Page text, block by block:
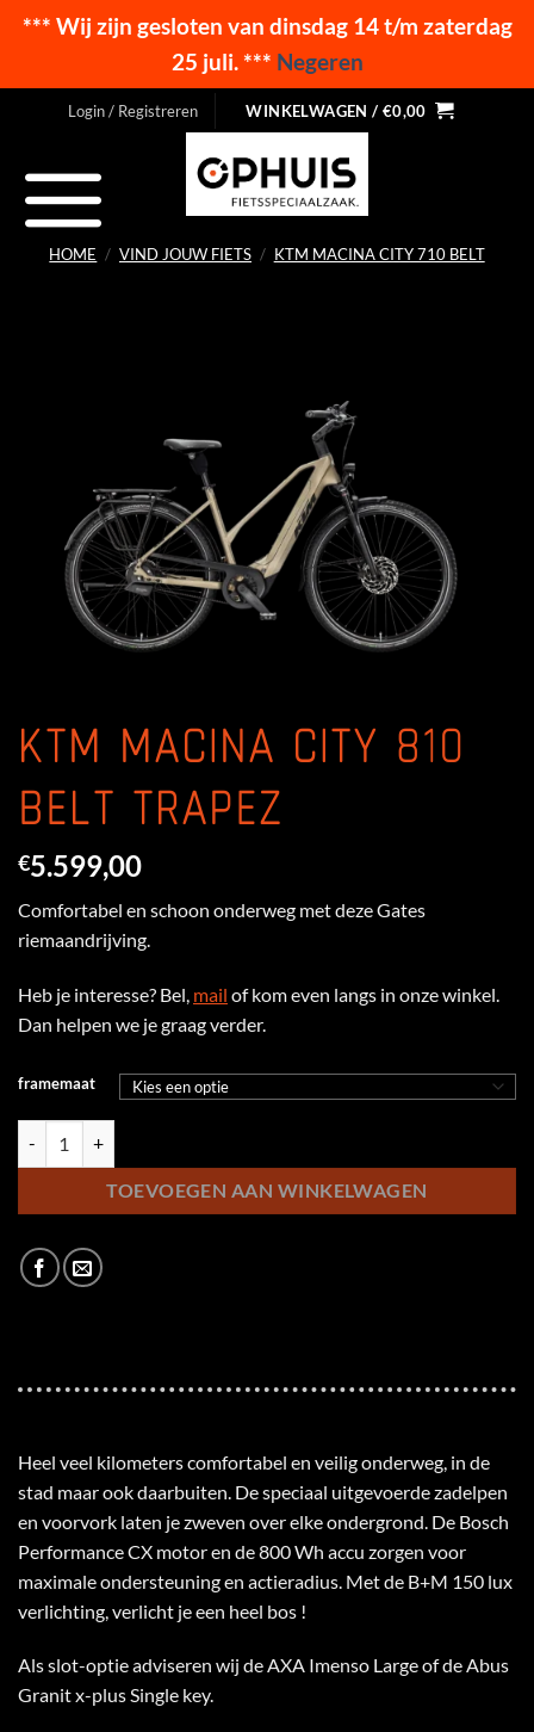
*** Wij zijn gesloten van dinsdag 14 t/m zaterdag
25 juli. *** Negeren
Login / Registreren WINKELWAGEN / €0,00
HOME / VIND JOUW FIETS / KTM MACINA CITY 710 BELT
KTM MACINA CITY 810
BELT TRAPEZ
€5.599,00
Comfortabel en schoon onderweg met deze Gates
riemaandrijving.
Heb je interesse? Bel, mail of kom even langs in onze winkel.
Dan helpen we je graag verder.
framemaat
TOEVOEGEN AAN WINKELWAGEN
Heel veel kilometers comfortabel en veilig onderweg, in de
stad maar ook daarbuiten. De speciaal uitgevoerde zadelpen
en voorvork laten je zweven over elke ondergrond. De Bosch
Performance CX motor en de 800 Wh accu zorgen voor
maximale ondersteuning en actieradius. Met de B+M 150 lux
verlichting, verlicht je een heel bos !
Als slot-optie adviseren wij de AXA Imenso Large of de Abus
Granit x-plus Single key.